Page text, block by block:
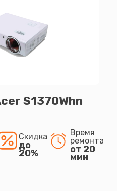
S1370Whn
Скидка
до
20%
Время
ремонта
от 20
мин